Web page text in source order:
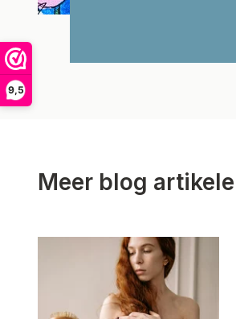
9,5
Meer blog